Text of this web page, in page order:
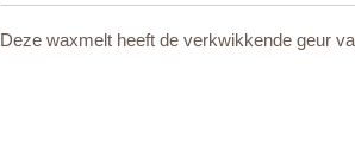
Deze waxmelt heeft de verkwikkende geur